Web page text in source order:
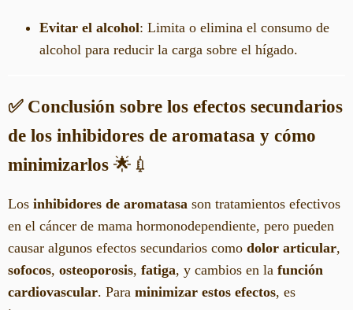
Evitar el alcohol: Limita o elimina el consumo de
alcohol para reducir la carga sobre el hígado.
✅ Conclusión sobre los efectos secundarios
de los inhibidores de aromatasa y cómo
minimizarlos 🌟💉
Los inhibidores de aromatasa son tratamientos efectivos
en el cáncer de mama hormonodependiente, pero pueden
causar algunos efectos secundarios como dolor articular,
sofocos, osteoporosis, fatiga, y cambios en la función
cardiovascular. Para minimizar estos efectos, es